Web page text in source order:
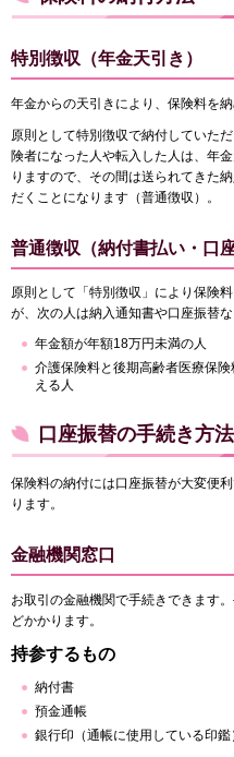
特別徴収（年金天引き）
年金からの天引きにより、保険料を納
原則として特別徴収で納付していた
険者になった人や転入した人は、年
りますので、その間は送られてきた
だくことになります（普通徴収）。
普通徴収（納付書払い・口
原則として「特別徴収」により保険
が、次の人は納入通知書や口座振替
年金額が年額18万円未満の人
介護保険料と後期高齢者医療保
える人
口座振替の手続き方
保険料の納付には口座振替が大変便
ります。
金融機関窓口
お取引の金融機関で手続きできます
どかかります。
持参するもの
納付書
預金通帳
銀行印（通帳に使用している印鑑